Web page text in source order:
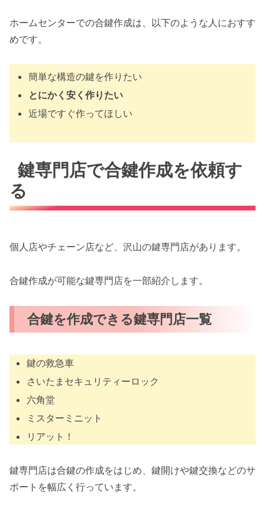
ホームセンターでの合鍵作成は、以下のような人におすす
めです。
簡単な構造の鍵を作りたい
とにかく安く作りたい
近場ですぐ作ってほしい
鍵専門店で合鍵作成を依頼す
る
個人店やチェーン店など、沢山の鍵専門店があります。
合鍵作成が可能な鍵専門店を一部紹介します。
合鍵を作成できる鍵専門店一覧
鍵の救急車
さいたまセキュリティーロック
六角堂
ミスターミニット
リアット！
鍵専門店は合鍵の作成をはじめ、鍵開けや鍵交換などのサ
ポートを幅広く行っています。